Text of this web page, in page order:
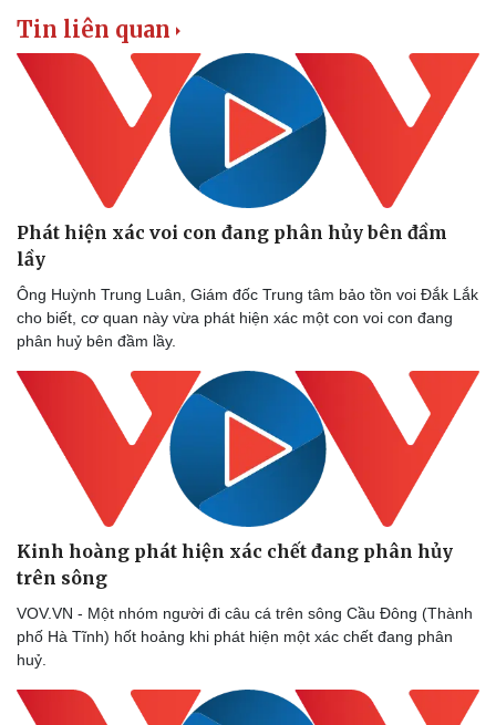
Tin liên quan
Phát hiện xác voi con đang phân hủy bên đầm
lầy
Ông Huỳnh Trung Luân, Giám đốc Trung tâm bảo tồn voi Đắk Lắk
cho biết, cơ quan này vừa phát hiện xác một con voi con đang
phân huỷ bên đầm lầy.
Kinh hoàng phát hiện xác chết đang phân hủy
trên sông
VOV.VN - Một nhóm người đi câu cá trên sông Cầu Đông (Thành
phố Hà Tĩnh) hốt hoảng khi phát hiện một xác chết đang phân
huỷ.